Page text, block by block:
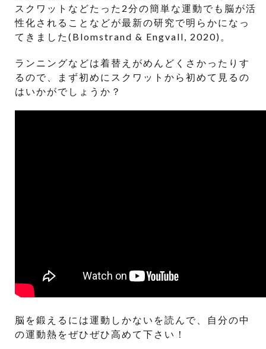
スクワットなどたった2分の簡単な運動でも脳が活
性化されることなどが最新の研究で明らかになっ
てきました(Blomstrand & Engvall, 2020)。
ランニングなどは着替えがめんどくさかったりす
るので、まず初めにスクワットから初めて見るの
はいかがでしょうか？
脳を鍛えるには運動しかないを読んで、自分の中
の運動熱をぜひぜひ高めて下さい！